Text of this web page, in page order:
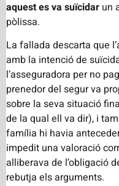
aquest es va suïcidar un
pòlissa.
La fallada descarta que
amb la intenció de
l’asseguradora per no
prenedor del segur va
sobre la seva situació
de la qual ell va dir), i
família hi havia
impedit una valoració
alliberava de l’obligació
rebutja els arguments.